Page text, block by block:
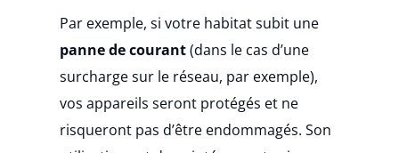
Par exemple, si votre habitat subit une
panne de courant(dans le cas d’une
surcharge sur le réseau, par exemple),
vos appareils seront protégés et ne
risqueront pas d’être endommagés. Son